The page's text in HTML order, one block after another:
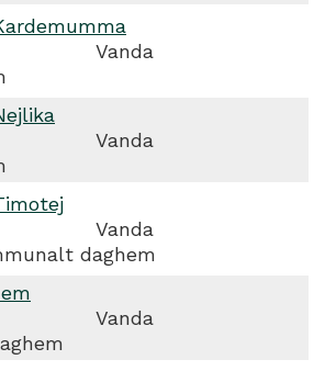
Vanda
Vanda
Vanda
daghem
Vanda